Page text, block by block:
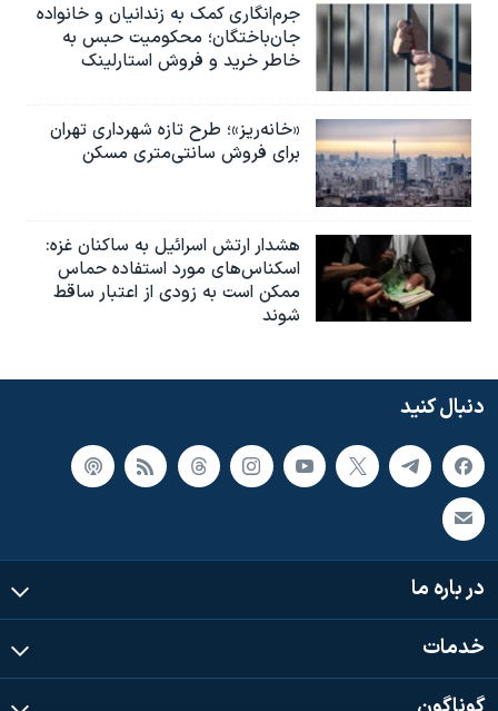
جرم‌انگاری کمک به زندانیان و خانواده
جان‌باختگان؛ محکومیت حبس به‌
خاطر خرید و فروش استارلینک
«خانه‌ریز»؛ طرح تازه شهرداری تهران
برای فروش سانتی‌متری مسکن
هشدار ارتش اسرائیل به ساکنان غزه:
اسکناس‌های مورد استفاده حماس
ممکن است به‌ زودی از اعتبار ساقط
شوند
دنبال کنید
در باره ما
خدمات